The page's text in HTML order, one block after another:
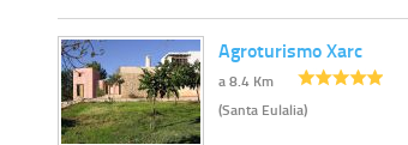
Agroturismo Xarc
a 8.4 Km
(Santa Eulalia)